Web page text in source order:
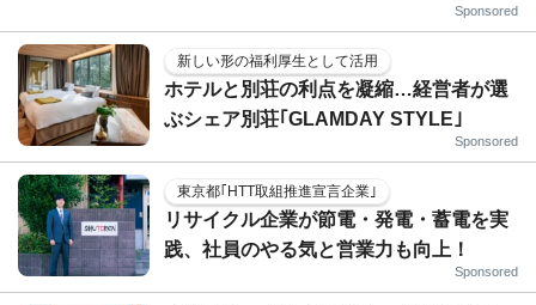
Sponsored
新しい形の福利厚生として活用
ホテルと別荘の利点を凝縮…経営者が選
ぶシェア別荘｢GLAMDAY STYLE｣
Sponsored
東京都｢HTT取組推進宣言企業｣
リサイクル企業が節電・発電・蓄電を実
践、社員のやる気と営業力も向上！
Sponsored